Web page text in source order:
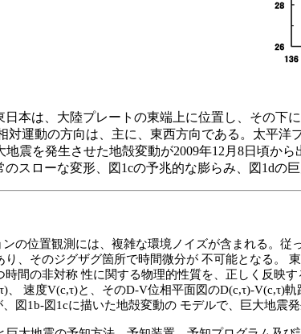
日本は、大陸プレートの東端上に位置し、その下
対運動の方向は、主に、東西方向である。太平洋
地震を発生させた地殻変動が2009年12 月 8日頃から
のスローな変形、図 1cの予兆的な膨らみ、図 1dの
ンの位置観測には、複雑な環境ノイズが含まれる。
り、そのジグザグ箇所で時間微分が 不可能となる。
時間の非対称性に関する物理的性質を、正しく 反映す
τ)、 速度V(c,τ)と、そのD-V位相平面図のD(c,τ)-V(c,τ)軌
、図 1b-図 1cに描いた地殻変動の モデルで、巨大地震